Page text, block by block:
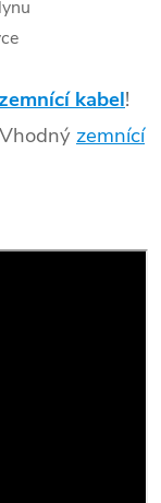
kabel!
zemnící